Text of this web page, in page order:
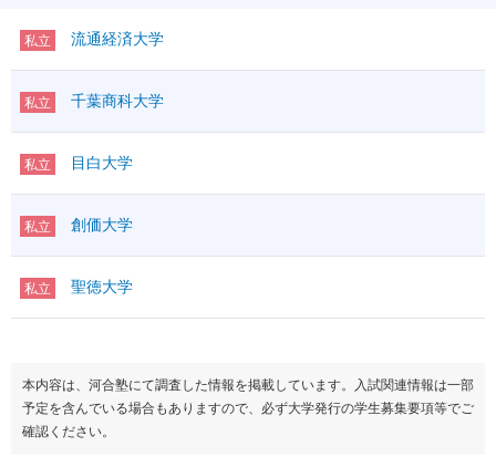
私立 流通経済大学
私立 千葉商科大学
私立 目白大学
私立 創価大学
私立 聖徳大学
本内容は、河合塾にて調査した情報を掲載しています。入試関連情報は一部
予定を含んでいる場合もありますので、必ず大学発行の学生募集要項等でご
確認ください。